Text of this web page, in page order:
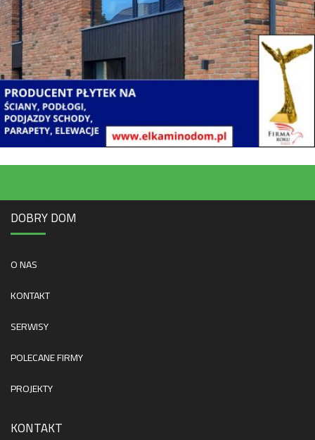
DOBRY DOM
O NAS
KONTAKT
SERWISY
POLECANE FIRMY
PROJEKTY
KONTAKT